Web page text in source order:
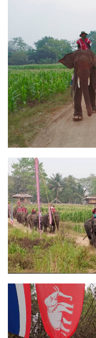
Search